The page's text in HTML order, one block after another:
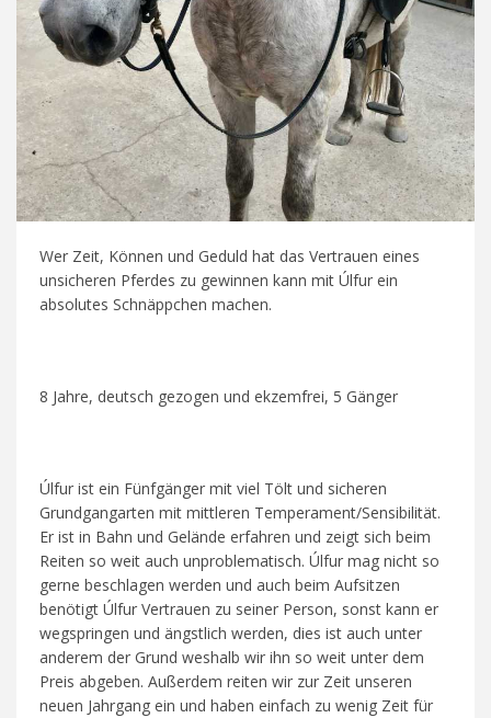
Wer Zeit, Können und Geduld hat das Vertrauen eines
unsicheren Pferdes zu gewinnen kann mit Úlfur ein
absolutes Schnäppchen machen.
8 Jahre, deutsch gezogen und ekzemfrei, 5 Gänger
Úlfur ist ein Fünfgänger mit viel Tölt und sicheren
Grundgangarten mit mittleren Temperament/Sensibilität.
Er ist in Bahn und Gelände erfahren und zeigt sich beim
Reiten so weit auch unproblematisch. Úlfur mag nicht so
gerne beschlagen werden und auch beim Aufsitzen
benötigt Úlfur Vertrauen zu seiner Person, sonst kann er
wegspringen und ängstlich werden, dies ist auch unter
anderem der Grund weshalb wir ihn so weit unter dem
Preis abgeben. Außerdem reiten wir zur Zeit unseren
neuen Jahrgang ein und haben einfach zu wenig Zeit für